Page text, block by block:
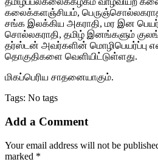
கலைக்களஞ்சியம்,
சங்க இலக்கிய அகராதி, மர இன
சொல்லகராதி, தமிழ் இனங்களும்
தர்ஸ்டன் அவர்களின் மொழிபெயர்ப்பு என
தொகுதிகளை வெளியிட்டுள்ளது.
மிகப்பெரிய சாதனையாகும்.
Tags: No tags
Add a Comment
Your email address will not be
marked *